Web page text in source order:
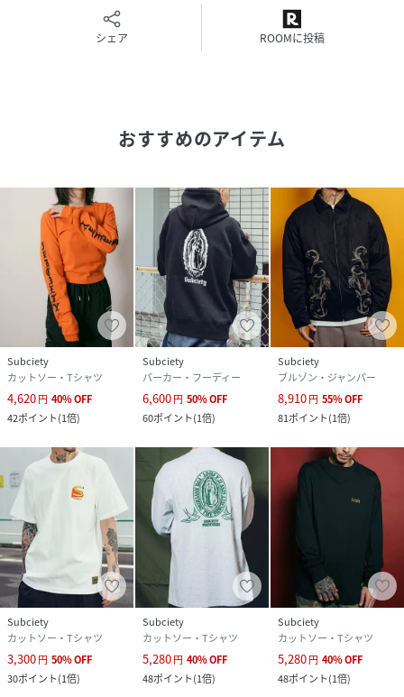
綿80% , ポリエステル20%
シェア ROOMに投稿
おすすめのアイテム
Subciety
カットソー・Tシャツ
4,620円 40%OFF
42ポイント(1倍)
Subciety
パーカー・フーディー
6,600円 50%OFF
60ポイント(1倍)
Subciety
ブルゾン・ジャンパー
8,910円 55%OFF
81ポイント(1倍)
Subciety
カットソー・Tシャツ
3,300円 50%OFF
30ポイント(1倍)
Subciety
カットソー・Tシャツ
5,280円 40%OFF
48ポイント(1倍)
Subciety
カットソー・Tシャツ
5,280円 40%OFF
48ポイント(1倍)